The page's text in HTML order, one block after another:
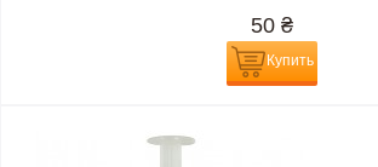
50 ₴
Купить